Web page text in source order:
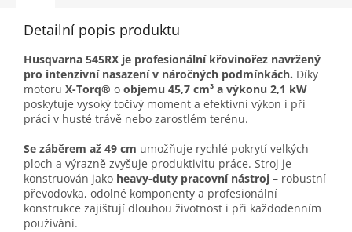
Detailní popis produktu
Husqvarna 545RX je profesionální křovinořez navržený
pro intenzivní nasazení v náročných podmínkách. Díky
motoru X-Torq® o objemu 45,7 cm³ a výkonu 2,1 kW
poskytuje vysoký točivý moment a efektivní výkon i při
práci v husté trávě nebo zarostlém terénu.
Se záběrem až 49 cm umožňuje rychlé pokrytí velkých
ploch a výrazně zvyšuje produktivitu práce. Stroj je
konstruován jako heavy-duty pracovní nástroj – robustní
převodovka, odolné komponenty a profesionální
konstrukce zajišťují dlouhou životnost i při každodenním
používání.